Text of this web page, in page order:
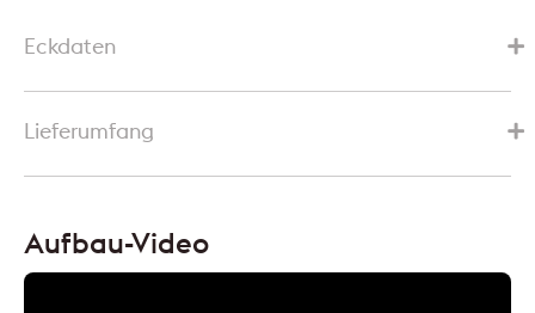
Eckdaten
Lieferumfang
Aufbau-Video